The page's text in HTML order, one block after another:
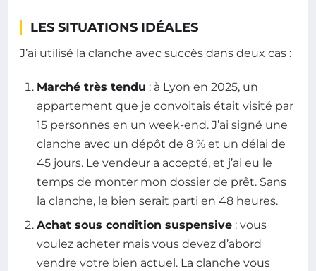
LES SITUATIONS IDÉALES
J’ai utilisé la clanche avec succès dans deux cas :
Marché très tendu : à Lyon en 2025, un
appartement que je convoitais était visité par
15 personnes en un week-end. J’ai signé une
clanche avec un dépôt de 8 % et un délai de
45 jours. Le vendeur a accepté, et j’ai eu le
temps de monter mon dossier de prêt. Sans
la clanche, le bien serait parti en 48 heures.
Achat sous condition suspensive : vous
voulez acheter mais vous devez d’abord
vendre votre bien actuel. La clanche vous